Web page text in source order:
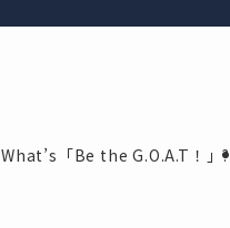
What’s「Be the G.O.A.T！」?